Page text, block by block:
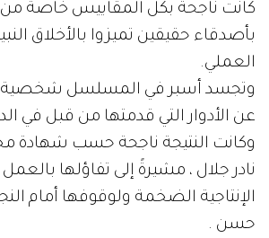
كانت ناجحة بكل المقاييس خاصةً من
بأصدقاء حقيقين تميزوا بالأخلاق
العملي.
وتجسد أسبر في المسلسل شخصية
عن الأدوار التي قدمتها من قبل في
وكانت النتيجة ناجحة حسب شهادة
نادر جلال ، مشيرةً إلى تفاؤلها بالعمل
الإنتاجية الضخمة ولوقوفها أمام
حسن .